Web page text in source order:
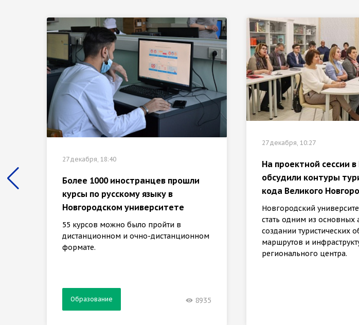
27 декабря, 18:40
Более 1000 иностранцев прошли
курсы по русскому языку в
Новгородском университете
55 курсов можно было пройти в
дистанционном и очно-дистанционном
формате.
Образование 8935
27 декабря, 10:27
На проектной сессии в
обсудили контуры
кода Великого
Новгородский
стать одним из основных
создании туристических
маршрутов и
регионального центра.